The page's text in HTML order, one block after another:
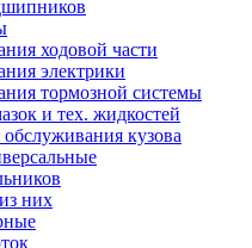
ходовой части
электрики
тормозной системы
и тех. жидкостей
кузова
них